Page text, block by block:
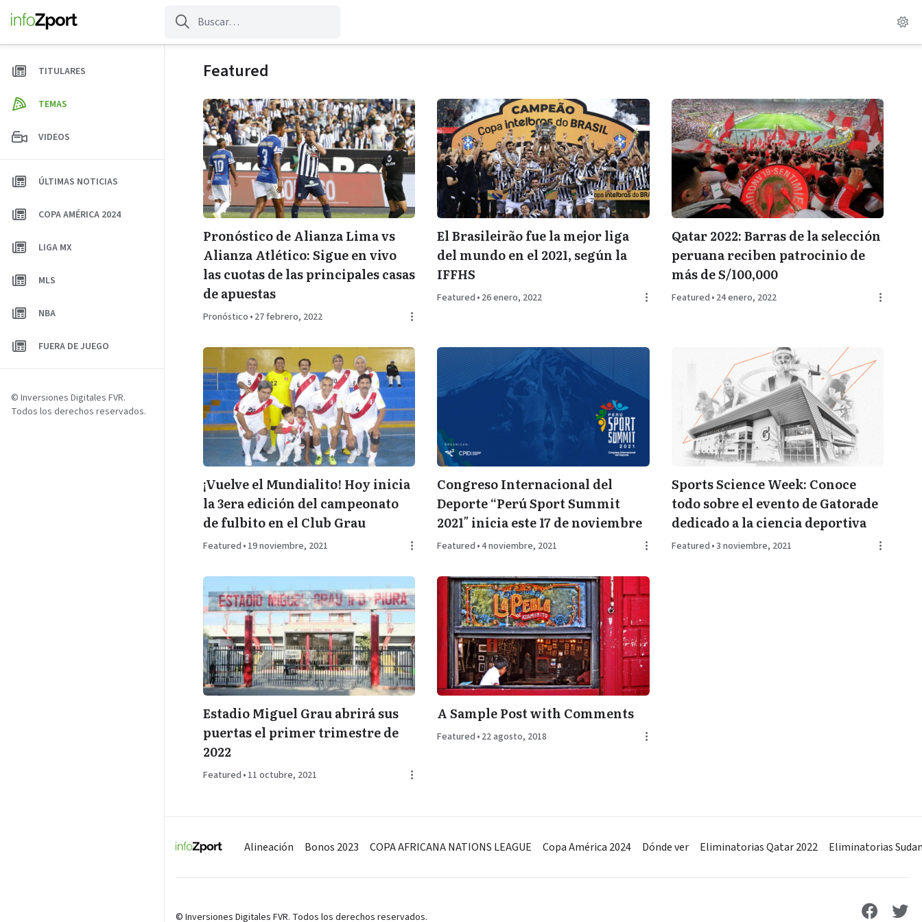
contenido
Featured
Pronóstico de Alianza Lima vs
Alianza Atlético: Sigue en vivo
las cuotas de las principales casas
de apuestas
Pronóstico • 27 febrero, 2022
El Brasileirão fue la mejor liga
del mundo en el 2021, según la
IFFHS
Featured • 26 enero, 2022
Qatar 2022: Barras de la selección
peruana reciben patrocinio de
más de S/100,000
Featured • 24 enero, 2022
¡Vuelve el Mundialito! Hoy inicia
la 3era edición del campeonato
de fulbito en el Club Grau
Featured • 19 noviembre, 2021
Congreso Internacional del
Deporte “Perú Sport Summit
2021″ inicia este 17 de noviembre
Featured •4 noviembre, 2021
Sports Science Week: Conoce
todo sobre el evento de Gatorade
dedicado a la ciencia deportiva
Featured •3 noviembre, 2021
Estadio Miguel Grau abrirá sus
puertas el primer trimestre de
2022
Featured • 11 octubre, 2021
A Sample Post with Comments
Featured • 22 agosto, 2018
TITULARES
TEMAS
VIDEOS
ÚLTIMAS NOTICIAS
COPA AMÉRICA 2024
LIGA MX
MLS
NBA
FUERA DE JUEGO
© Inversiones Digitales FVR.
Todos los derechos reservados.
Alineación Bonos 2023 COPA AFRICANA NATIONS LEAGUE Copa América 2024 Dónde ver Eliminatorias Qatar 2022 Eliminatorias
© Inversiones Digitales FVR. Todos los derechos reservados.